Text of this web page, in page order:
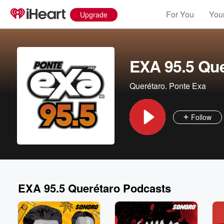
Upgrade For You
EXA 95.5
Querétaro. Ponte Exa
Follow
EXA 95.5 Querétaro Podcasts